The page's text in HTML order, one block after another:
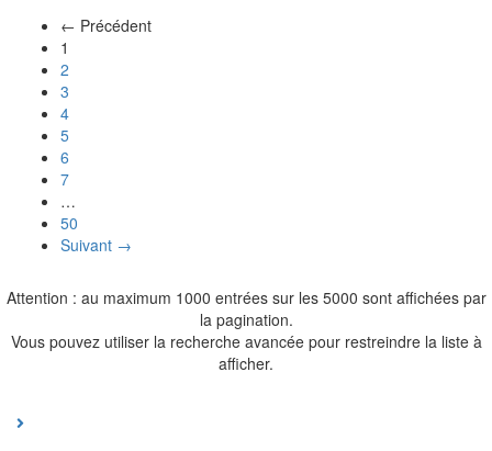
← Précédent
1
2
3
4
5
6
7
…
50
Suivant →
Attention : au maximum 1000 entrées sur les 5000 sont affichées par
la pagination.
Vous pouvez utiliser la recherche avancée pour restreindre la liste à
afficher.